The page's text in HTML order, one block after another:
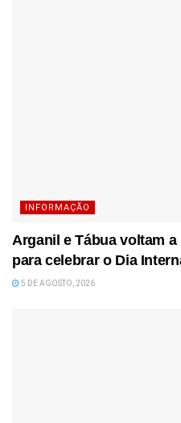
INFORMAÇÃO
Arganil e Tábua voltam
para celebrar o Dia
5 DE AGOSTO, 2026